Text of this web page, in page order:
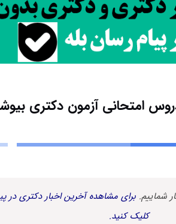
امتحانی آزمون دکتری
شماییم. برای مشاهده آخرین اخبار دکتری در
کلیک کنید.